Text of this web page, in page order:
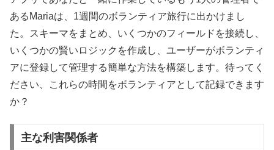
あるMariaは、1週間のボランティア旅行に出かけまし
た。スキーマをまとめ、いくつかのフィールドを接続し、
いくつかの賢いロジックを作成し、ユーザーがボランティ
アに登録して管理する簡単な方法を構築します。待ってく
ださい、これらの時間をボランティアとして記録できます
か？
主な利害関係者